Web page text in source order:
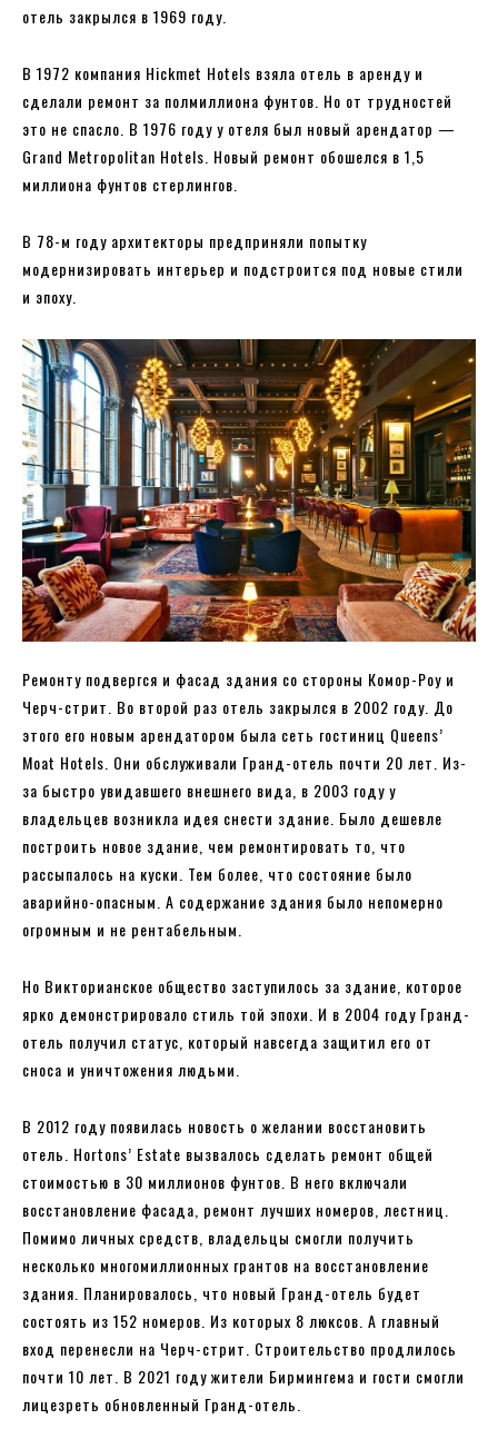
отель закрылся в 1969 году.
В 1972 компания Hickmet Hotels взяла отель в аренду и
сделали ремонт за полмиллиона фунтов. Но от трудностей
это не спасло. В 1976 году у отеля был новый арендатор —
Grand Metropolitan Hotels. Новый ремонт обошелся в 1,5
миллиона фунтов стерлингов.
В 78-м году архитекторы предприняли попытку
модернизировать интерьер и подстроится под новые стили
и эпоху.
Ремонту подвергся и фасад здания со стороны Комор-Роу и
Черч-стрит. Во второй раз отель закрылся в 2002 году. До
этого его новым арендатором была сеть гостиниц Queens’
Moat Hotels. Они обслуживали Гранд-отель почти 20 лет. Из-
за быстро увидавшего внешнего вида, в 2003 году у
владельцев возникла идея снести здание. Было дешевле
построить новое здание, чем ремонтировать то, что
рассыпалось на куски. Тем более, что состояние было
аварийно-опасным. А содержание здания было непомерно
огромным и не рентабельным.
Но Викторианское общество заступилось за здание, которое
ярко демонстрировало стиль той эпохи. И в 2004 году Гранд-
отель получил статус, который навсегда защитил его от
сноса и уничтожения людьми.
В 2012 году появилась новость о желании восстановить
отель. Hortons’ Estate вызвалось сделать ремонт общей
стоимостью в 30 миллионов фунтов. В него включали
восстановление фасада, ремонт лучших номеров, лестниц.
Помимо личных средств, владельцы смогли получить
несколько многомиллионных грантов на восстановление
здания. Планировалось, что новый Гранд-отель будет
состоять из 152 номеров. Из которых 8 люксов. А главный
вход перенесли на Черч-стрит. Строительство продлилось
почти 10 лет. В 2021 году жители Бирмингема и гости смогли
лицезреть обновленный Гранд-отель.